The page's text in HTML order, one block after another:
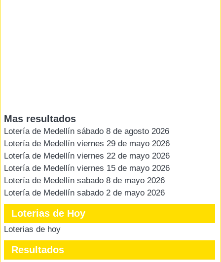
Mas resultados
Lotería de Medellín sábado 8 de agosto 2026
Lotería de Medellín viernes 29 de mayo 2026
Lotería de Medellín viernes 22 de mayo 2026
Lotería de Medellín viernes 15 de mayo 2026
Lotería de Medellín sabado 8 de mayo 2026
Lotería de Medellín sabado 2 de mayo 2026
Loterias de Hoy
Loterias de hoy
Resultados